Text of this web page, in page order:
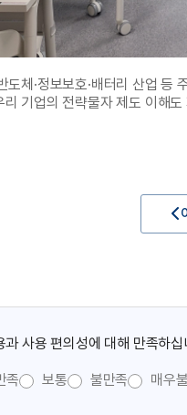
도체·정보보호·배터리 산업 등
리 기업의 전략물자 제도 이해
과 사용 편의성에 대해 만족하십
족 보통 불만족 매우